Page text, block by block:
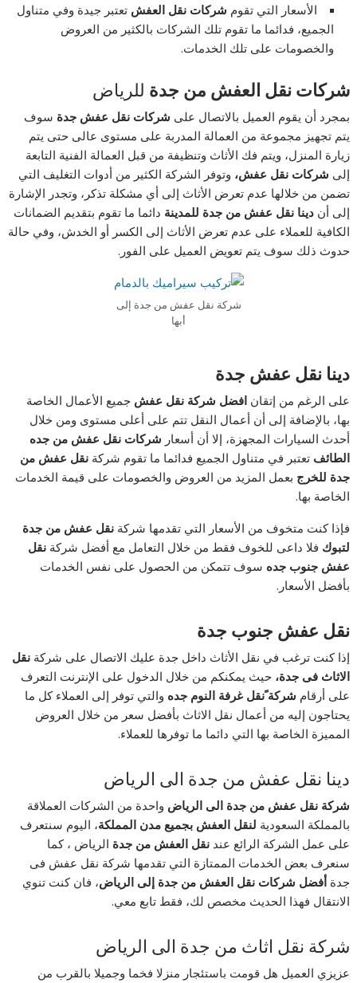
الأسعار التي تقوم شركات نقل العفشتعتبر جيدة وفي متناول
الجميع، فدائما ما تقوم تلك الشركات بالكثير من العروض
والخصومات على تلك الخدمات.
شركات نقل العفش من جدة للرياض
بمجرد أن يقوم العميل بالاتصال على شركات نقل عفش جدة سوف
يتم تجهيز مجموعة من العمالة المدربة على مستوى عالى حتى يتم
زيارة المنزل، ويتم فك الأثاث وتنظيفة من قبل العمالة الفنية التابعة
إلى شركات نقل عفش، وتوفر الشركة الكثير من أدوات التغليف التي
تضمن من خلالها عدم تعرض الأثاث إلى أي مشكلة تذكر، وتجدر الإشارة
إلى أندينا نقل عفش من جدة للمدينة دائما ما تقوم بتقديم الضمانات
الكافية للعملاء على عدم تعرض الأثاث إلى الكسر أو الخدش، وفي حالة
حدوث ذلك سوف يتم تعويض العميل على الفور.
شركة نقل عفش من جدة إلى
أبها
دينا نقل عفش جدة
على الرغم من إتقانافضل شركة نقل عفش جميع الأعمال الخاصة
بها، بالإضافة إلى أن أعمال النقل تتم على أعلى مستوى ومن خلال
أحدث السيارات المجهزة، إلا أن أسعار شركات نقل عفش من جده
الطائفتعتبر في متناول الجميع فدائما ما تقوم شركةنقل عفش من
جدة للخرج بعمل المزيد من العروض والخصومات على قيمة الخدمات
الخاصة بها.
فإذا كنت متخوف من الأسعار التي تقدمها شركةنقل عفش من جدة
لتبوك فلا داعى للخوف فقط من خلال التعامل مع أفضل شركةنقل
عفش جنوب جده سوف تتمكن من الحصول على نفس الخدمات
بأفضل الأسعار.
نقل عفش جنوب جدة
إذا كنت ترغب في نقل الأثاث داخل جدة عليك الاتصال على شركةنقل
الاثاث فى جدة، حيث يمكنكم من خلال الدخول على الإنترنت التعرف
على أرقام شركة ًنقل غرفة النوم جده والتي توفر إلى العملاء كل ما
يحتاجون إليه من أعمال نقل الاثاث بأفضل سعر من خلال العروض
المميزة الخاصة بها التي دائما ما توفرها للعملاء.
دينا نقل عفش من جدة الى الرياض
شركة نقل عفش من جدة الى الرياض واحدة من الشركات العملاقة
بالمملكة السعودية لنقل العفش بجميع مدن المملكة، اليوم سنتعرف
على عمل الشركة الرائع عندنقل العفش من جدة الرياض ، كما
سنعرف بعض الخدمات الممتازة التي تقدمها شركة نقل عفش فى
جدةأفضل شركات نقل العفش من جدة إلى الرياض، فان كنت تنوي
الانتقال فهذا الحديث مخصص لك، فقط تابع معي.
شركة نقل اثاث من جدة الى الرياض
عزيزي العميل هل قومت باستئجار منزلا فخما وجميلا بالقرب من